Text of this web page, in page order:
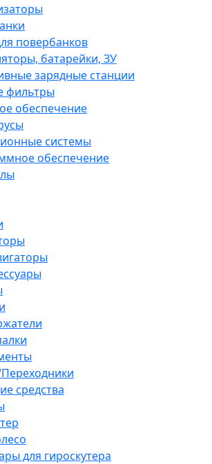
повербанков
батарейки, ЗУ
зарядные станции
фильтры
обеспечение
системы
обеспечение
средства
для гироскутера